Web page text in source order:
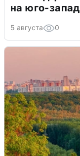
на юго-
5 августа 0